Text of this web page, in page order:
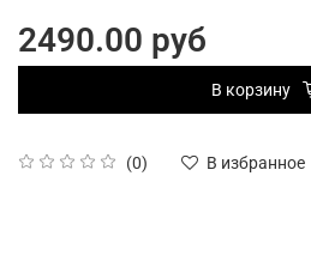
(0) В избранное
2490.00 руб
В корзину